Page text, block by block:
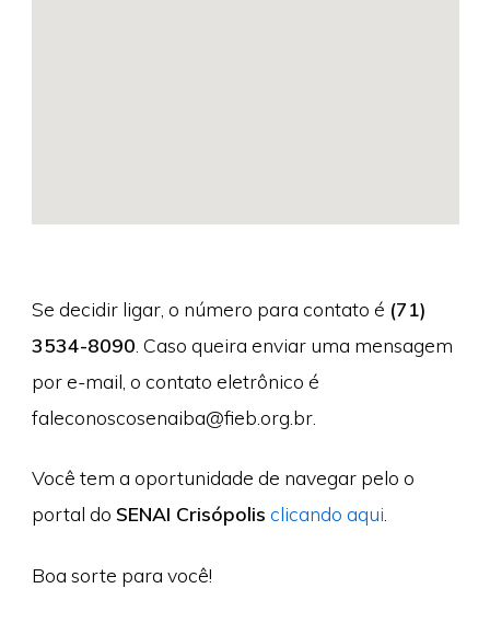
Se decidir ligar, o número para contato é (71)
3534-8090 . Caso queira enviar uma mensagem
por e-mail, o contato eletrônico é
faleconoscosenaiba@fieb.org.br.
Você tem a oportunidade de navegar pelo o
portal do SENAI Crisópolis clicando aqui
Boa sorte para você!